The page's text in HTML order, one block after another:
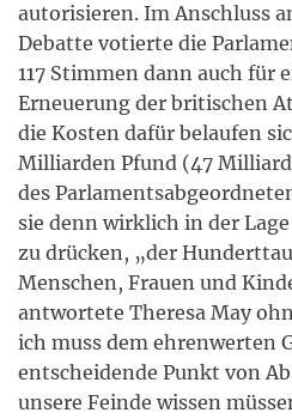
autorisieren. Im Anschluss
Debatte votierte die
117 Stimmen dann auch für
Erneuerung der britischen
die Kosten dafür belaufen
Milliarden Pfund (47
des
sie denn wirklich in der
zu drücken, „der
Menschen, Frauen und
antwortete Theresa May
ich muss dem ehrenwerten
entscheidende Punkt von
unsere Feinde wissen